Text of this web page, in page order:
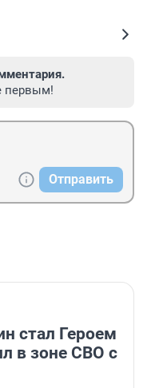
первым!
Отправить
стал Героем
в зоне СВО с